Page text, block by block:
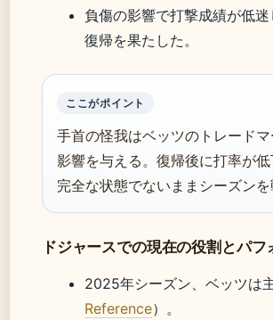
負傷の影響で打撃成績が低
復帰を果たした。
ここがポイント
手首の怪我はベッツのトレード
影響を与える。復帰後に打率が低
完全な状態でないままシーズン
ドジャースでの現在の役割とパフ
2025年シーズン、ベッツは
Reference）。